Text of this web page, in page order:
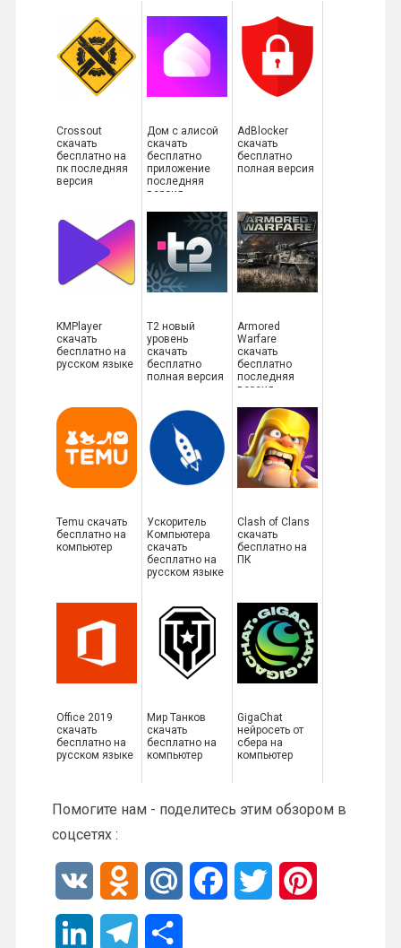
Crossout
скачать
бесплатно на
пк последняя
версия
Дом с алисой
скачать
бесплатно
приложение
последняя
версия
AdBlocker
скачать
бесплатно
полная версия
KMPlayer
скачать
бесплатно на
русском языке
T2 новый
уровень
скачать
бесплатно
полная версия
Armored
Warfare
скачать
бесплатно
последняя
версия
Temu скачать
бесплатно на
компьютер
Ускоритель
Компьютера
скачать
бесплатно на
русском языке
Clash of Clans
скачать
бесплатно на
ПК
Office 2019
скачать
бесплатно на
русском языке
Мир Танков
скачать
бесплатно на
компьютер
GigaChat
нейросеть от
сбера на
компьютер
Помогите нам - поделитесь этим обзором в
соцсетях :
K d
M
a